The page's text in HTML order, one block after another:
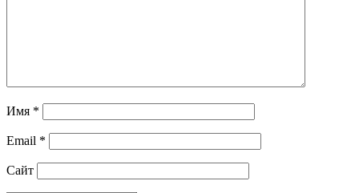
Имя *
Email *
Сайт